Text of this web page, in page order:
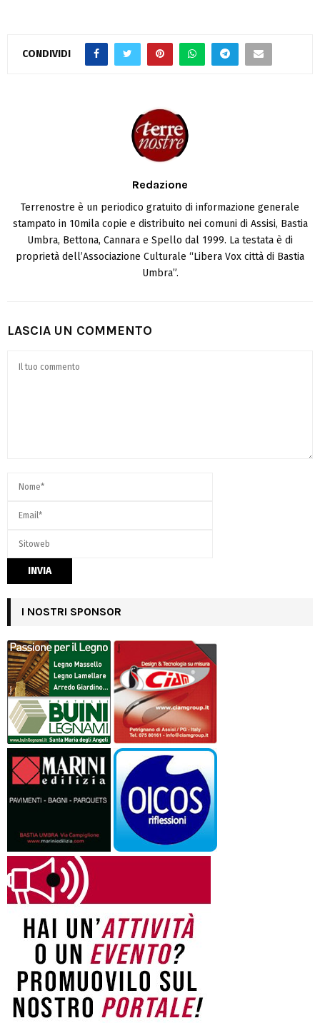
CONDIVIDI
Redazione
Terrenostre è un periodico gratuito di informazione generale
stampato in 10mila copie e distribuito nei comuni di Assisi, Bastia
Umbra, Bettona, Cannara e Spello dal 1999. La testata è di
proprietà dell’Associazione Culturale “Libera Vox città di Bastia
Umbra”.
LASCIA UN COMMENTO
I NOSTRI SPONSOR